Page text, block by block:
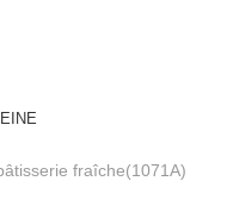
fraîche(1071A)